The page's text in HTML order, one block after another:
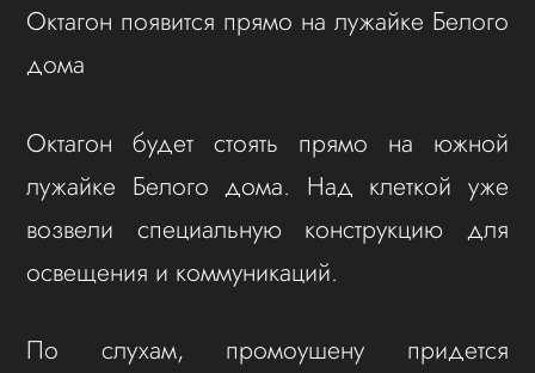
Октагон появится прямо на лужайке Белого
дома
Октагон будет стоять прямо на южной
лужайке Белого дома. Над клеткой уже
возвели специальную конструкцию для
освещения и коммуникаций.
По слухам, промоушену придется